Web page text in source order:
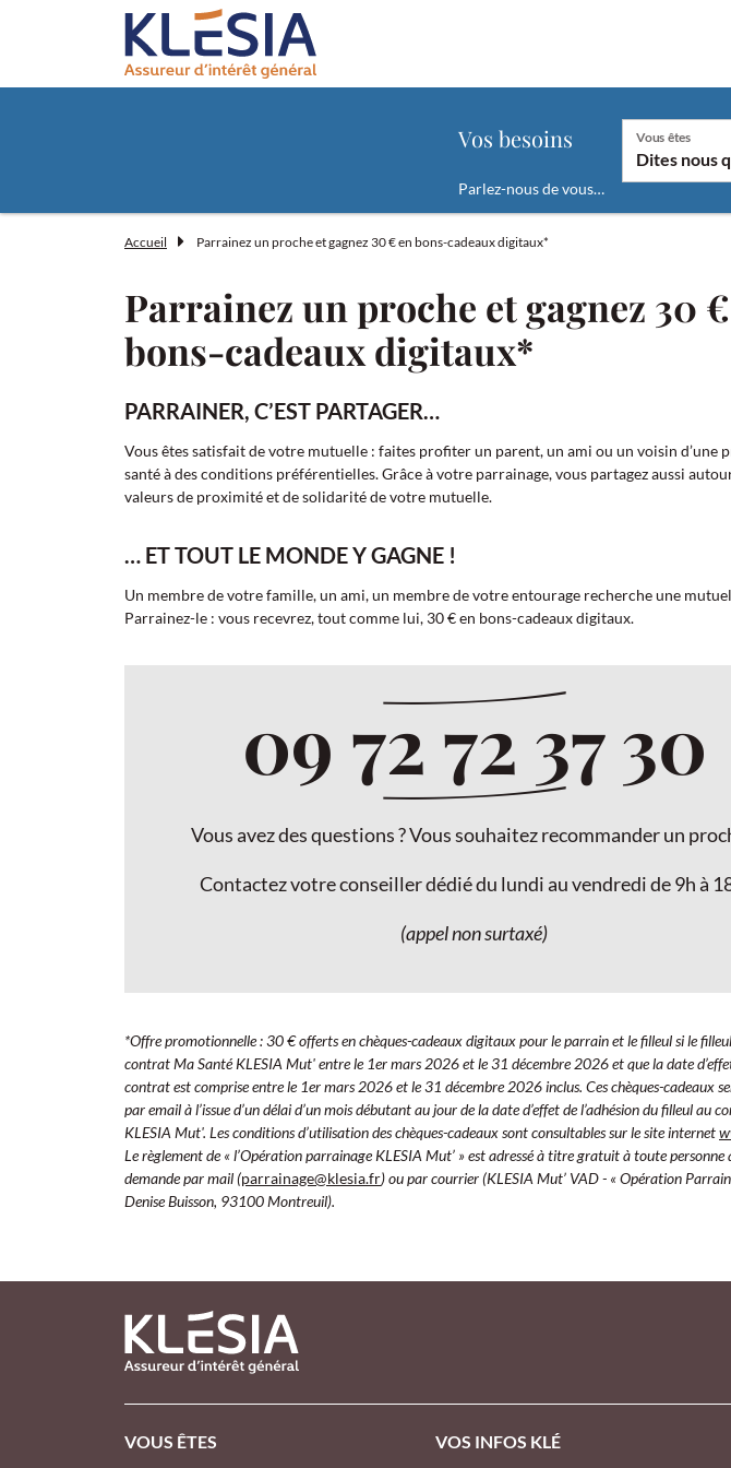
Menu principal Pied de page
Vos besoins
Parlez-nous de vous…
Vous êtes
En fonction
Accueil Parrainez un proche et gagnez 30 € en bons-cadeaux digitaux*
Parrainez un proche et gagnez 30
bons-cadeaux digitaux*
PARRAINER, C’EST PARTAGER…
Vous êtes satisfait de votre mutuelle : faites profiter un parent, un ami ou un voisin d’une
santé à des conditions préférentielles. Grâce à votre parrainage, vous partagez aussi
valeurs de proximité et de solidarité de votre mutuelle.
… ET TOUT LE MONDE Y GAGNE !
Un membre de votre famille, un ami, un membre de votre entourage recherche une
Parrainez-le : vous recevrez, tout comme lui, 30 € en bons-cadeaux digitaux.
09 72 72 37 30
Vous avez des questions ? Vous souhaitez recommander un
Contactez votre conseiller dédié du lundi au vendredi de 9h à
(appel non surtaxé)
*Offre promotionnelle : 30 € offerts en chèques-cadeaux digitaux pour le parrain et le filleul si le
contrat Ma Santé KLESIA Mut' entre le 1er mars 2026 et le 31 décembre 2026 et que la date
contrat est comprise entre le 1er mars 2026 et le 31 décembre 2026 inclus. Ces chèques-cadeaux
par email à l’issue d’un délai d’un mois débutant au jour de la date d’effet de l’adhésion du filleul au
KLESIA Mut'. Les conditions d’utilisation des chèques-cadeaux sont consultables sur le site internet
Le règlement de « l’Opération parrainage KLESIA Mut’ » est adressé à titre gratuit à toute personne
demande par mail (parrainage@klesia.fr) ou par courrier (KLESIA Mut’ VAD - « Opération
Denise Buisson, 93100 Montreuil).
PIED DE PAGE KLESIA - ASSUREUR D’INTÉRÊT GÉNÉRAL
VOUS ÊTES VOS INFOS KLÉ